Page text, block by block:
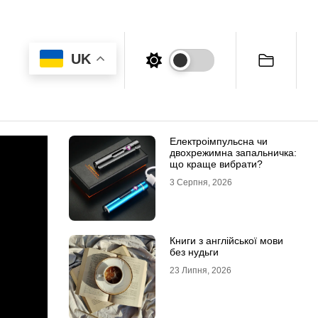
UK
Електроімпульсна чи
двохрежимна запальничка:
що краще вибрати?
3 Серпня, 2026
Книги з англійської мови
без нудьги
23 Липня, 2026